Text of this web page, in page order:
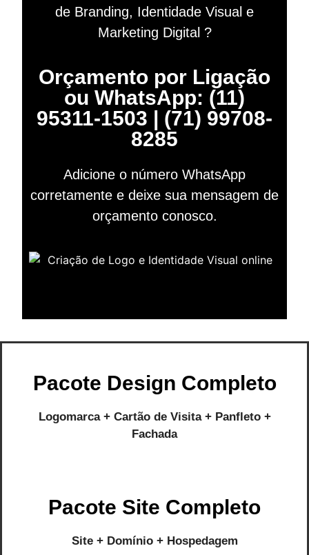
de Branding, Identidade Visual e
Marketing Digital ?
Orçamento por Ligação
ou WhatsApp: (11)
95311-1503 | (71) 99708-
8285
Adicione o número WhatsApp
corretamente e deixe sua mensagem de
orçamento conosco.
Pacote Design Completo
Logomarca + Cartão de Visita + Panfleto +
Fachada
Pacote Site Completo
Site + Domínio + Hospedagem